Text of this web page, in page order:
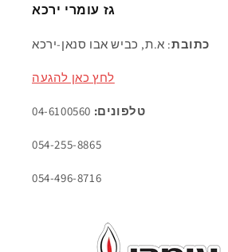
גז עומרי ירכא
כתובת: א.ת, כביש אבו סנאן-ירכא
לחץ כאן להגעה
טלפונים:
054-255-8865
054-496-8716